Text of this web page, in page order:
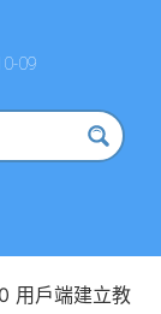
09
用戶端建立教